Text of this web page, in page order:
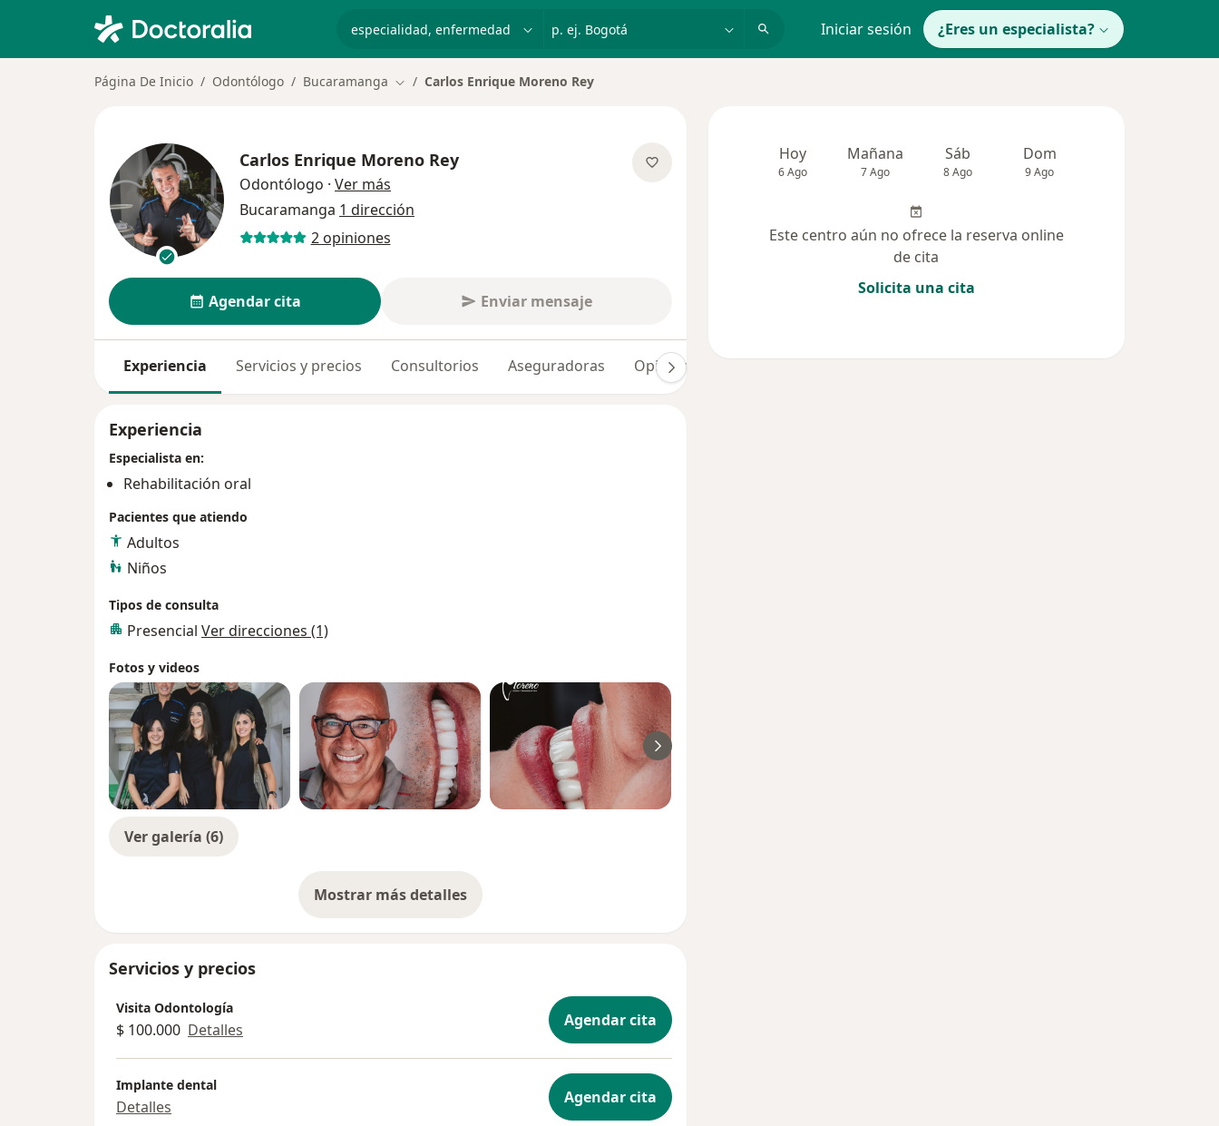
p. ej. Bogotá Iniciar sesión ¿Eres un especialista?
Página De Inicio Odontólogo Bucaramanga Cambiar de ciudad
Carlos Enrique Moreno Rey
Carlos Enrique Moreno Rey
Odontólogo · Ver más
Bucaramanga 1 dirección
2 opiniones
Agendar cita Enviar mensaje
Experiencia Servicios y precios Consultorios Aseguradoras Opiniones (2)
Experiencia
Especialista en:
Rehabilitación oral
Pacientes que atiendo
Adultos
Niños
Tipos de consulta
Presencial Ver direcciones (1)
Fotos y videos
Ver galería (6)
Mostrar más detalles
sobre la experiencia
Servicios y precios
Visita Odontología
$ 100.000 Detalles Agendar cita
Implante dental
Detalles Agendar cita
Hoy
6 Ago
Mañana
7 Ago
Sáb
8 Ago
Dom
9 Ago
Este centro aún no ofrece la reserva online
de cita
Solicita una cita